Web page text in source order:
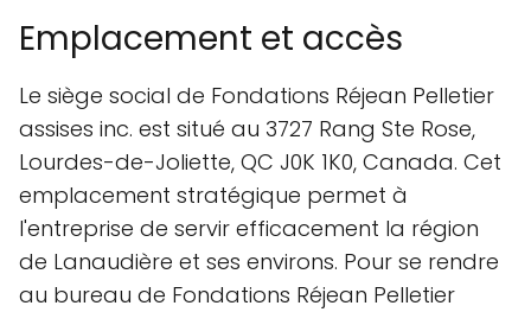
Emplacement et accès
Le siège social de Fondations Réjean Pelletier
assises inc. est situé au 3727 Rang Ste Rose,
Lourdes-de-Joliette, QC J0K 1K0, Canada. Cet
emplacement stratégique permet à
l'entreprise de servir efficacement la région
de Lanaudière et ses environs. Pour se rendre
au bureau de Fondations Réjean Pelletier